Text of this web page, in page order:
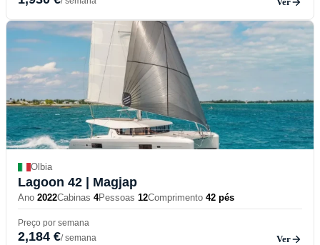
Olbia
Lagoon 42 | Magjap
Ano 2022Cabinas 4Pessoas 12Comprimento 42 pés
Preço por semana
2,184 €/ semana Ver